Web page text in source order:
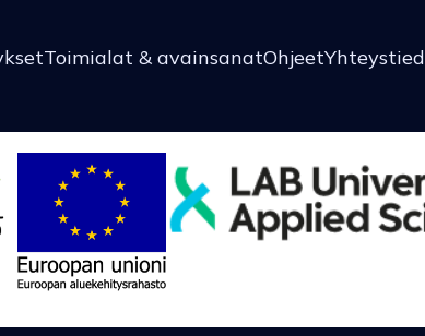
Toimialat & avainsanatOhjeet